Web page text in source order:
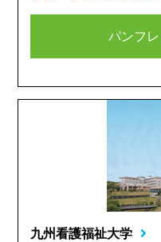
パンフ
九州看護福祉大学